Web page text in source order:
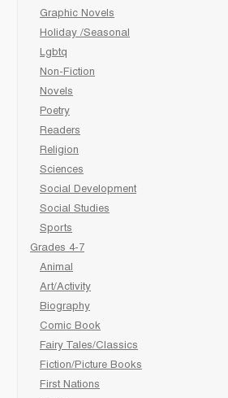
Graphic Novels
Holiday /Seasonal
Lgbtq
Non-Fiction
Novels
Poetry
Readers
Religion
Sciences
Social Development
Social Studies
Sports
Grades 4-7
Animal
Art/Activity
Biography
Comic Book
Fairy Tales/Classics
Fiction/Picture Books
First Nations